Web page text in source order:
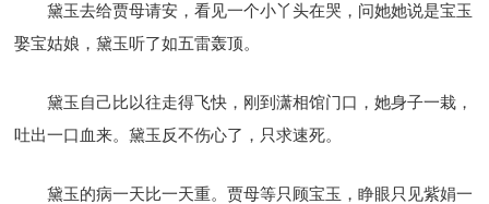
黛玉去给贾母请安，看见一个小丫头在哭，问她她说是宝玉
娶宝姑娘，黛玉听了如五雷轰顶。
黛玉自己比以往走得飞快，刚到潇相馆门口，她身子一栽，
吐出一口血来。黛玉反不伤心了，只求速死。
黛玉的病一天比一天重。贾母等只顾宝玉，睁眼只见紫娟一